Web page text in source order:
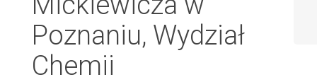
Poznaniu, Wydział
Chemii